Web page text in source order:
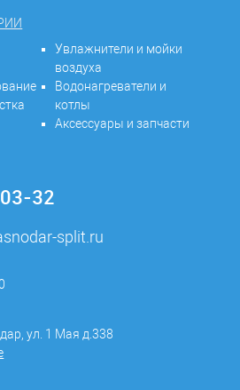
Увлажнители и мойки
воздуха
Водонагреватели и
котлы
Аксессуары и запчасти
32
split.ru
ул. 1 Мая д.338